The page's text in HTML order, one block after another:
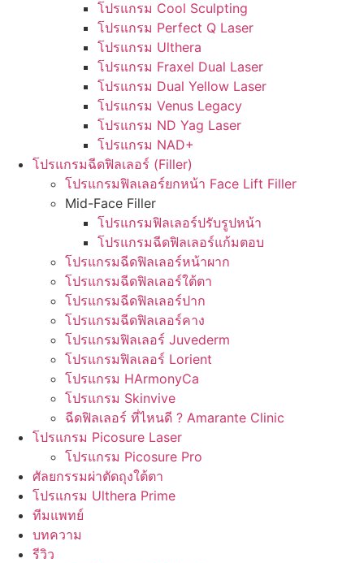
โปรแกรม Cool Sculpting
โปรแกรม Perfect Q Laser
โปรแกรม Ulthera
โปรแกรม Fraxel Dual Laser
โปรแกรม Dual Yellow Laser
โปรแกรม Venus Legacy
โปรแกรม ND Yag Laser
โปรแกรม NAD+
โปรแกรมฉีดฟิลเลอร์ (Filler)
โปรแกรมฟิลเลอร์ยกหน้า Face Lift Filler
Mid-Face Filler
โปรแกรมฟิลเลอร์ปรับรูปหน้า
โปรแกรมฉีดฟิลเลอร์แก้มตอบ
โปรแกรมฉีดฟิลเลอร์หน้าผาก
โปรแกรมฉีดฟิลเลอร์ใต้ตา
โปรแกรมฉีดฟิลเลอร์ปาก
โปรแกรมฉีดฟิลเลอร์คาง
โปรแกรมฟิลเลอร์ Juvederm
โปรแกรมฟิลเลอร์ Lorient
โปรแกรม HArmonyCa
โปรแกรม Skinvive
ฉีดฟิลเลอร์ ที่ไหนดี ? Amarante Clinic
โปรแกรม Picosure Laser
โปรแกรม Picosure Pro
ศัลยกรรมผ่าตัดถุงใต้ตา
โปรแกรม Ulthera Prime
ทีมแพทย์
บทความ
รีวิว